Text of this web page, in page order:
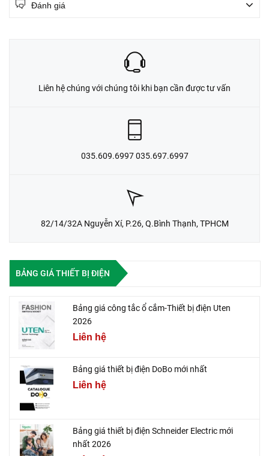
Đánh giá
Liên hệ chúng với chúng tôi khi bạn cần được tư vấn
035.609.6997 035.697.6997
82/14/32A Nguyễn Xí, P.26, Q.Bình Thạnh, TPHCM
BẢNG GIÁ THIẾT BỊ ĐIỆN
Bảng giá công tắc ổ cắm-Thiết bị điện Uten
2026
Liên hệ
Bảng giá thiết bị điện DoBo mới nhất
Liên hệ
Bảng giá thiết bị điện Schneider Electric mới
nhất 2026